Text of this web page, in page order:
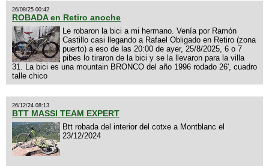
26/08/25 00:42
ROBADA en Retiro anoche
Le robaron la bici a mi hermano. Venía por Ramón
Castillo casi llegando a Rafael Obligado en Retiro (zona
puerto) a eso de las 20:00 de ayer, 25/8/2025, 6 o 7
pibes lo tiraron de la bici y se la llevaron para la villa
31. La bici es una mountain BRONCO del año 1996 rodado 26', cuadro
talle chico
26/12/24 08:13
BTT MASSI TEAM EXPERT
Btt robada del interior del cotxe a Montblanc el
23/12/2024